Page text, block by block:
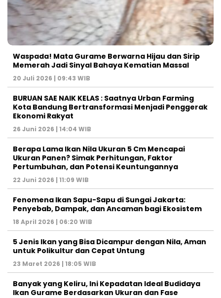
Waspada! Mata Gurame Berwarna Hijau dan Sirip
Memerah Jadi Sinyal Bahaya Kematian Massal
20 Juli 2026 | 09:43 WIB
BURUAN SAE NAIK KELAS : Saatnya Urban Farming
Kota Bandung Bertransformasi Menjadi Penggerak
Ekonomi Rakyat
26 Juni 2026 | 14:04 WIB
Berapa Lama Ikan Nila Ukuran 5 Cm Mencapai
Ukuran Panen? Simak Perhitungan, Faktor
Pertumbuhan, dan Potensi Keuntungannya
22 Juni 2026 | 11:09 WIB
Fenomena Ikan Sapu-Sapu di Sungai Jakarta:
Penyebab, Dampak, dan Ancaman bagi Ekosistem
18 April 2026 | 06:20 WIB
5 Jenis Ikan yang Bisa Dicampur dengan Nila, Aman
untuk Polikultur dan Cepat Untung
23 Maret 2026 | 18:05 WIB
Banyak yang Keliru, Ini Kepadatan Ideal Budidaya
Ikan Gurame Berdasarkan Ukuran dan Fase